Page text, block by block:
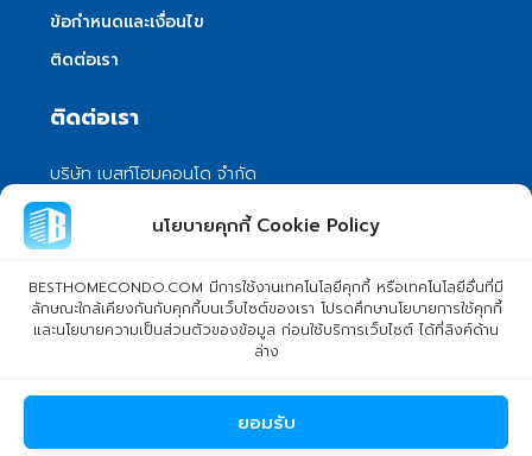
นโยบายคุกกี้ Cookie Policy
BESTHOMECONDO.COM มีการใช้งานเทคโนโลยีคุกกี้ หรือเทคโนโลยีอื่นที่มี
ลักษณะใกล้เคียงกันกับคุกกี้บนเว็บไซต์ของเรา โปรดศึกษานโยบายการใช้คุกกี้
และนโยบายความเป็นส่วนตัวของข้อมูล ก่อนใช้บริการเว็บไซต์ ได้ที่ลิงค์ด้าน
ล่าง
ยอมรับ
ข้อกำหนดและเงื่อนไข
ติดต่อเรา
ติดต่อเรา
บริษัท เบสท์โฮมคอนโด จำกัด
101/399 หมู่ 7 แขวงลําผักชี เขตหนองจอก
กรุงเทพมหานคร 10530
info@besthomecondo.com
© Copyright 2024 BESTHOMECONDO CO., LTD. - All rights